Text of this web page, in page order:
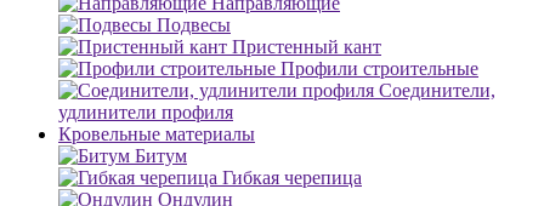
Подвесы
Пристенный кант
Профили строительные
Соединители,
удлинители профиля
Кровельные материалы
Битум
Гибкая черепица
Ондулин